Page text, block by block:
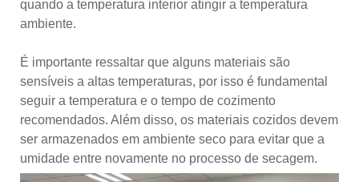
quando a temperatura interior atingir a temperatura
ambiente.
É importante ressaltar que alguns materiais são
sensíveis a altas temperaturas, por isso é fundamental
seguir a temperatura e o tempo de cozimento
recomendados. Além disso, os materiais cozidos devem
ser armazenados em ambiente seco para evitar que a
umidade entre novamente no processo de secagem.